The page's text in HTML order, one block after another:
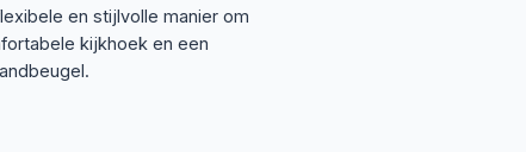
en stijlvolle manier om
kijkhoek en een